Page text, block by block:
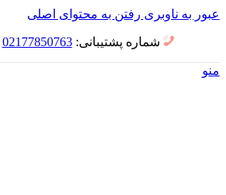
عبور به ناوبری رفتن به محتوای اصلی
شماره پشتیبانی:02177850763
منو